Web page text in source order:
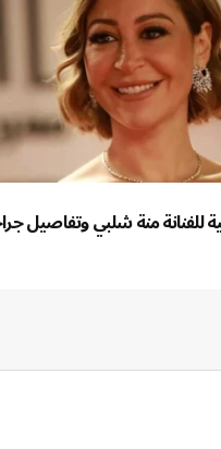
للفنانة منة شلبي وتفاصيل